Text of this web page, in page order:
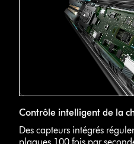
Contrôle intelligent de la
Des capteurs intégrés
plaques 100 fois par